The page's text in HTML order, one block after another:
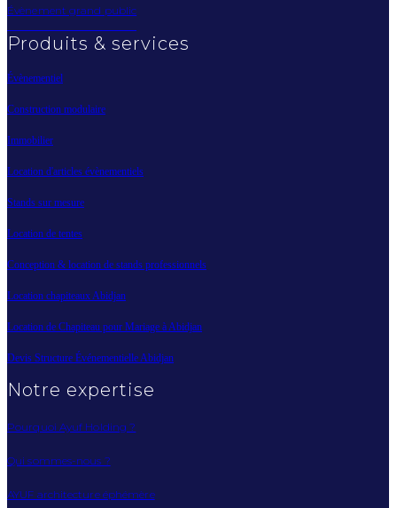
Évènement grand public
Produits & services
Évènementiel
Construction modulaire
Immobilier
Location d'articles évènementiels
Stands sur mesure
Location de tentes
Conception & location de stands professionnels
Location chapiteaux Abidjan
Location de Chapiteau pour Mariage à Abidjan
Devis Structure Événementielle Abidjan
Notre expertise
Pourquoi Ayuf Holding ?
Qui sommes-nous ?
AYUF architecture éphémère